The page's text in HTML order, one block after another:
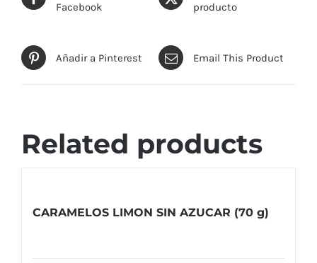
Facebook
producto
Añadir a Pinterest Email This Product
Related products
CARAMELOS LIMON SIN AZUCAR (70 g)